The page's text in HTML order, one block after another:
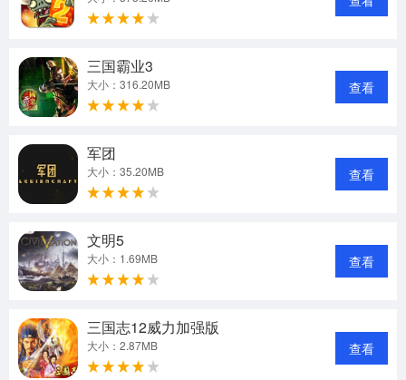
三国霸业3
大小：316.20MB 查看
军团
大小：35.20MB 查看
文明5
大小：1.69MB 查看
三国志12威力加强版
大小：2.87MB 查看